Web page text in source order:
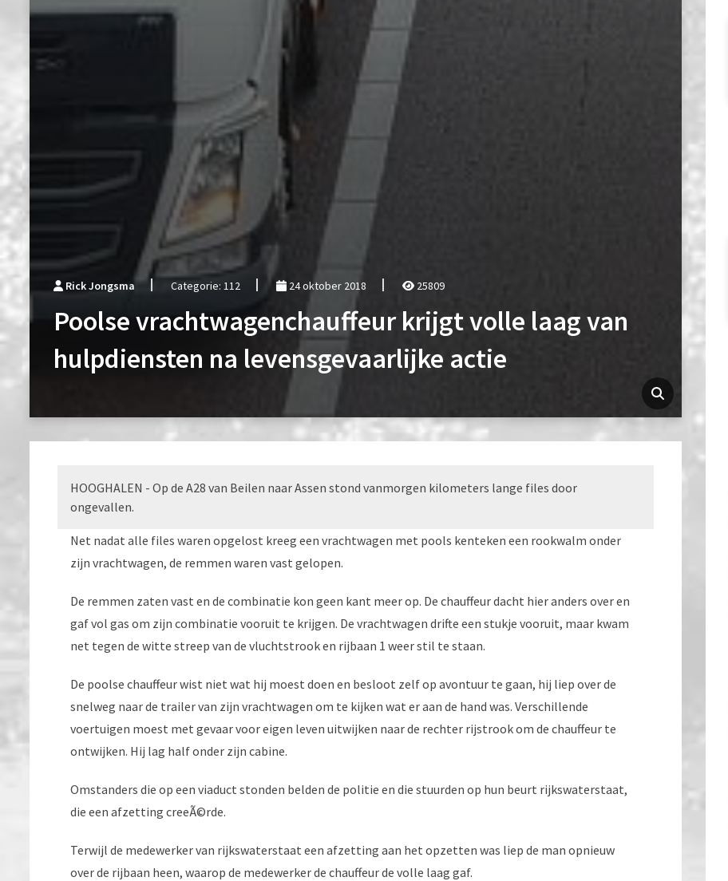
Rick Jongsma Categorie: 112 24 oktober 2018 25809
Poolse vrachtwagenchauffeur krijgt volle laag van
hulpdiensten na levensgevaarlijke actie
HOOGHALEN - Op de A28 van Beilen naar Assen stond vanmorgen kilometers lange files door
ongevallen.
Net nadat alle files waren opgelost kreeg een vrachtwagen met pools kenteken een rookwalm onder
zijn vrachtwagen, de remmen waren vast gelopen.
De remmen zaten vast en de combinatie kon geen kant meer op. De chauffeur dacht hier anders over en
gaf vol gas om zijn combinatie vooruit te krijgen. De vrachtwagen drifte een stukje vooruit, maar kwam
net tegen de witte streep van de vluchtstrook en rijbaan 1 weer stil te staan.
De poolse chauffeur wist niet wat hij moest doen en besloot zelf op avontuur te gaan, hij liep over de
snelweg naar de trailer van zijn vrachtwagen om te kijken wat er aan de hand was. Verschillende
voertuigen moest met gevaar voor eigen leven uitwijken naar de rechter rijstrook om de chauffeur te
ontwijken. Hij lag half onder zijn cabine.
Omstanders die op een viaduct stonden belden de politie en die stuurden op hun beurt rijkswaterstaat,
die een afzetting creeÃ©rde.
Terwijl de medewerker van rijkswaterstaat een afzetting aan het opzetten was liep de man opnieuw
over de rijbaan heen, waarop de medewerker de chauffeur de volle laag gaf.